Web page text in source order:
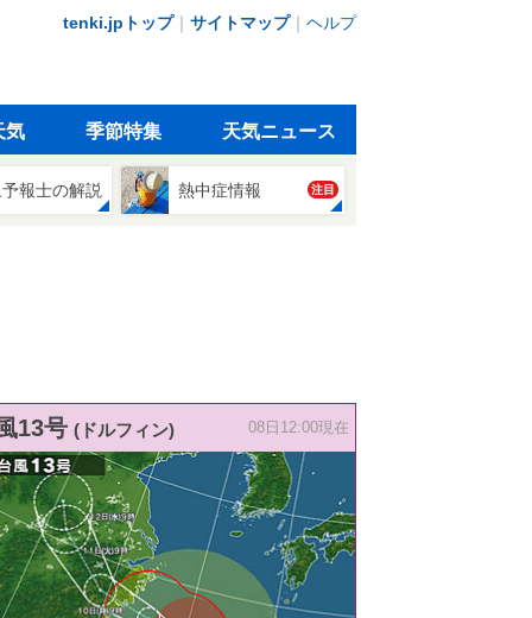
tenki.jpトップ｜ サイトマップ｜ ヘルプ
気 季節特集 天気ニュース
報士の解説 熱中症情報 注目
13号 (ドルフィン) 08日12:00現在